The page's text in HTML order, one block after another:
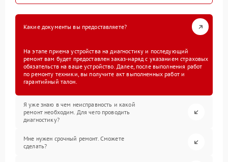
Какие документы вы предоставляете?
На этапе приема устройства на диагностику и последующий
ремонт вам будет предоставлен заказ-наряд с указанием страховых
обязательств на ваше устройство. Далее, после выполнения работ
по ремонту техники, вы получите акт выполненных работ и
гарантийный талон.
Я уже знаю в чем неисправность и какой
ремонт необходим. Для чего проводить
диагностику?
Мне нужен срочный ремонт. Сможете
сделать?